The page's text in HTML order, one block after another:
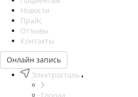
Новости
Прайс
Отзывы
Контакты
Онлайн запись
Электросталь